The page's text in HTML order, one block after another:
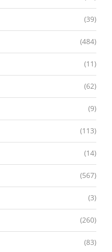
(39)
(484)
(11)
(62)
(9)
(113)
(14)
(567)
(3)
(260)
(83)